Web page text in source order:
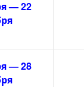
— 22
— 28